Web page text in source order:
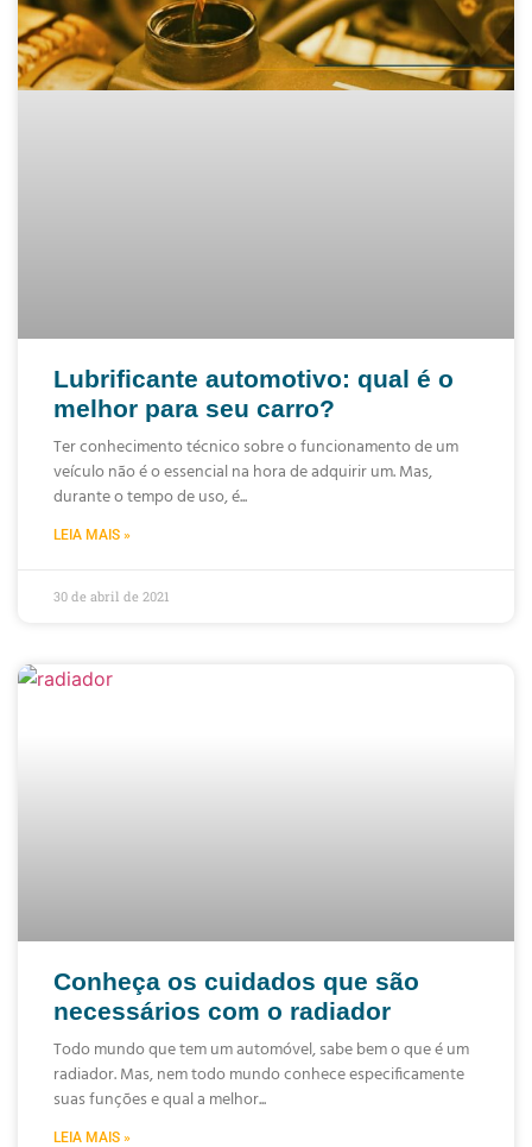
Lubrificante automotivo: qual é o
melhor para seu carro?
Ter conhecimento técnico sobre o funcionamento de um
veículo não é o essencial na hora de adquirir um. Mas,
durante o tempo de uso, é
LEIA MAIS »
30 de abril de 2021
Conheça os cuidados que são
necessários com o radiador
Todo mundo que tem um automóvel, sabe bem o que é um
radiador. Mas, nem todo mundo conhece especificamente
suas funções e qual a melhor
LEIA MAIS »